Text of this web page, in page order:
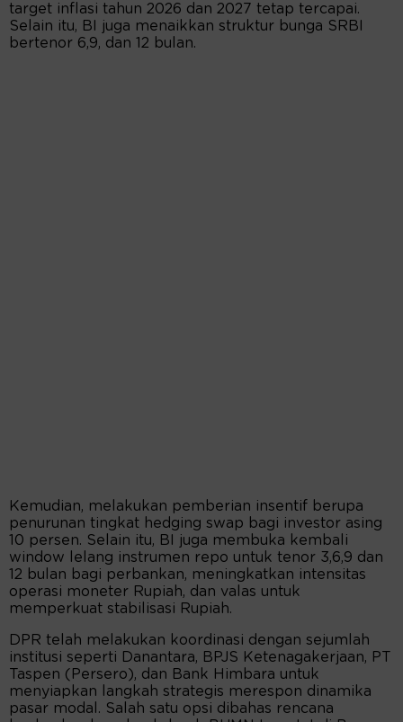
target inflasi tahun 2026 dan 2027 tetap tercapai.
Selain itu, BI juga menaikkan struktur bunga SRBI
bertenor 6,9, dan 12 bulan.
Kemudian, melakukan pemberian insentif berupa
penurunan tingkat hedging swap bagi investor asing
10 persen. Selain itu, BI juga membuka kembali
window lelang instrumen repo untuk tenor 3,6,9 dan
12 bulan bagi perbankan, meningkatkan intensitas
operasi moneter Rupiah, dan valas untuk
memperkuat stabilisasi Rupiah.
DPR telah melakukan koordinasi dengan sejumlah
institusi seperti Danantara, BPJS Ketenagakerjaan, PT
Taspen (Persero), dan Bank Himbara untuk
menyiapkan langkah strategis merespon dinamika
pasar modal. Salah satu opsi dibahas rencana